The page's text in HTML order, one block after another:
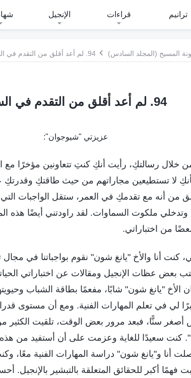
ترانيم قراءات الإنجيل
المسيح (المجلد السادس) 94. لم أعد أقلق من التقدم في السن
94. لم أعد أقلق من التقدم في السن
عزيزتي "شيوجوان":
خلال رسالتكِ، رأيت أنكِ كنتِ تتعاونين مؤخرًا مع
لا تستطيعين مجاراتهم من حيث طاقتكِ
من أنه مع تقدمكِ في العمر، ستقل الواجبات التي
ملكوت السماوات. لقد راودتني أيضًا هذه
من اختباراتي.
أنا والأخ "يانغ شون" نقوم بواجباتنا في
بعض عظات الإنجيل ومقالات عن اختباراتي
الأخ "يانغ شون" شابًا، مفعمًا بطاقة الشباب
لي في تعلم المهارات الفنية. ومع أن مستوى
سنًّا، فبعد مرور بعض الوقت، تلقيت الكثير
كنت سعيدًا للغاية وعزمت على أن أستفيد من
أنا و"يانغ شون" دراسة المهارات الفنية
فهمًا أكبر للحقائق المتعلقة بالتبشير